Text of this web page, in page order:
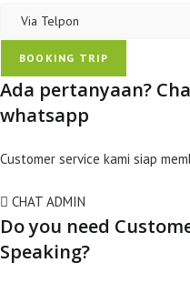
BOOKING TRIP
Ada pertanyaan?
whatsapp
Customer service kami siap
CHAT ADMIN
Do you need
Speaking?